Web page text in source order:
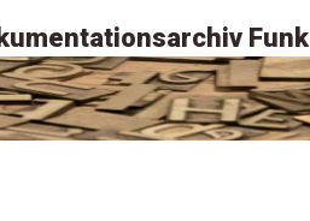
Funk